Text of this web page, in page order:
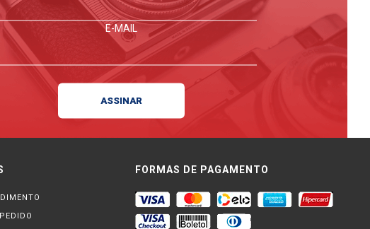
E-MAIL
FORMAS DE PAGAMENTO